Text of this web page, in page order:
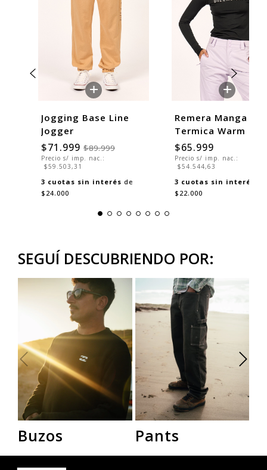
+
Jogging Base Line
Jogger
$71.999 $89.999
Precio s/ imp. nac.:
$59.503,31
3 cuotas sin interés de
$24.000
+
Remera Manga
Termica Warm Up
$65.999
Precio s/ imp. nac.:
$54.544,63
3 cuotas sin interés
$22.000
SEGUÍ DESCUBRIENDO POR:
Buzos Pants